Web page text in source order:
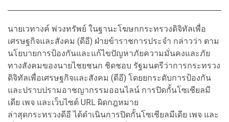
นายเวทางค์ พ่วงทรัพย์ ในฐานะโฆษกกระทรวงดิจิทัลเพื่อ
เศรษฐกิจและสังคม (ดีอี) ฝ่ายข้าราชการประจำ กล่าวว่า ตาม
นโยบายการป้องกันและแก้ไขปัญหาภัยความมั่นคงและภัย
ทางสังคมของนายไชยชนก ชิดชอบ รัฐมนตรีว่าการกระทรวง
ดิจิทัลเพื่อเศรษฐกิจและสังคม (ดีอี) โดยยกระดับการป้องกัน
และปราบปรามอาชญากรรมออนไลน์ การปิดกั้นโซเชียลมี
เดีย เพจ และเว็บไซต์ URL ผิดกฎหมาย
ล่าสุดกระทรวงดีอี ได้ดำเนินการปิดกั้นโซเชียลมีเดีย เพจ และ